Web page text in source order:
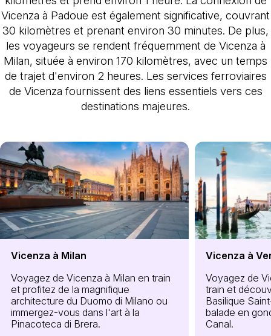
Vicenza à Padoue est également significative, couvrant
30 kilomètres et prenant environ 30 minutes. De plus,
les voyageurs se rendent fréquemment de Vicenza à
Milan, située à environ 170 kilomètres, avec un temps
de trajet d'environ 2 heures. Les services ferroviaires
de Vicenza fournissent des liens essentiels vers ces
destinations majeures.
Vicenza à Milan
Voyagez de Vicenza à Milan en train
et profitez de la magnifique
architecture du Duomo di Milano ou
immergez-vous dans l'art à la
Pinacoteca di Brera.
Vicenza à
Voyagez de
train et
Basilique
balade en
Canal.